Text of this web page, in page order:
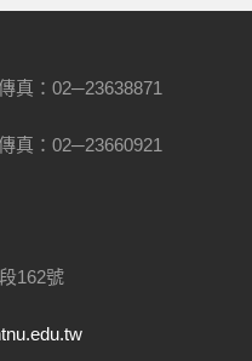
真：02─23638871
真：02─23660921
162號